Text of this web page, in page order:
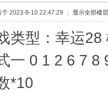
于 2023-8-10 22:47:29 显示全部楼层
类型：幸运28
一 0 1 2 6 7 8
*10